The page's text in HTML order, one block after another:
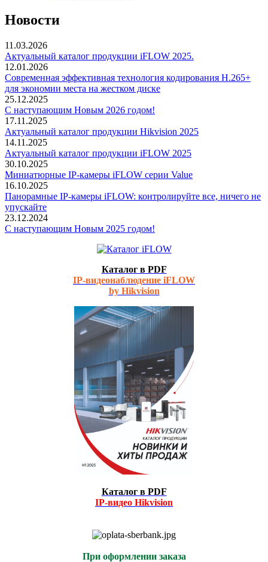
Новости
11.03.2026
Актуальный каталог продукции iFLOW 2025.
12.01.2026
Современная эффективная технология кодирования H.265+
для экономии места на жестком диске
25.12.2025
С наступающим Новым 2026 годом!
17.11.2025
Актуальный каталог продукции Hikvision 2025
14.11.2025
Актуальный каталог продукции iFLOW 2025
30.10.2025
Миниатюрные IP-камеры iFLOW серии Value
16.10.2025
Панорамные IP-камеры iFLOW: контролируйте все, ничего не
упускайте
23.12.2024
С наступающим Новым 2025 годом!
Каталог в PDF
IP-видеонаблюдение iFLOW
by Hikvision
Каталог в PDF
IP-видео Hikvision
При оформлении заказа